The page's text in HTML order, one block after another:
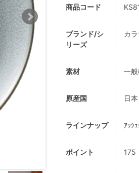
商品コード
ブランド/シ
リーズ
カ
素材 一
原産国 日本
ラインナップ ｱｯｼ
ポイント 175